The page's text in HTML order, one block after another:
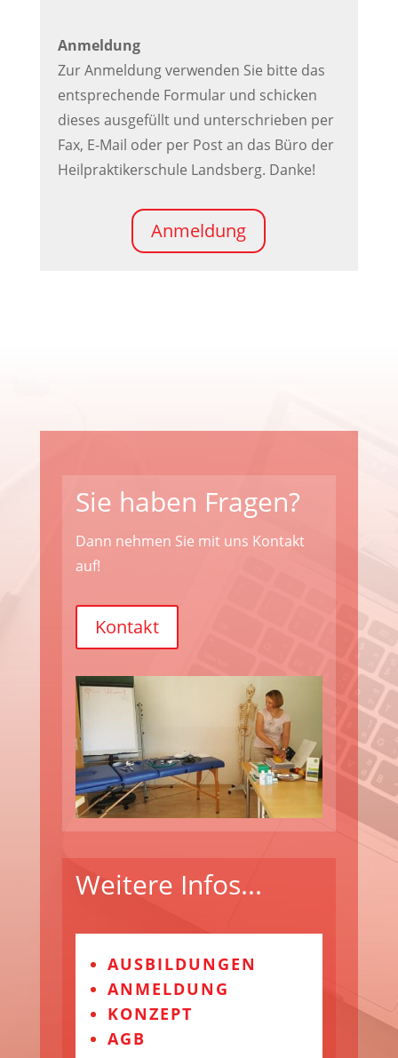
Anmeldung
Zur Anmeldung verwenden Sie bitte das
entsprechende Formular und schicken
dieses ausgefüllt und unterschrieben per
Fax, E-Mail oder per Post an das Büro der
Heilpraktikerschule Landsberg. Danke!
Anmeldung
Sie haben Fragen?
Dann nehmen Sie mit uns Kontakt
auf!
Kontakt
Weitere Infos...
AUSBILDUNGEN
ANMELDUNG
KONZEPT
AGB